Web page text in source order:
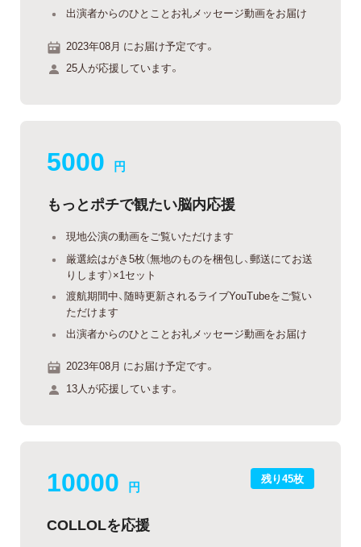
出演者からのひとことお礼メッセージ動画をお届け
2023年08月 にお届け予定です。
25人が応援しています。
5000 円
もっとポチで観たい脳内応援
現地公演の動画をご覧いただけます
厳選絵はがき5枚（無地のものを梱包し、郵送にてお送
りします）×1セット
渡航期間中、随時更新されるライブYouTubeをご覧い
ただけます
出演者からのひとことお礼メッセージ動画をお届け
2023年08月 にお届け予定です。
13人が応援しています。
残り45枚
10000 円
COLLOLを応援